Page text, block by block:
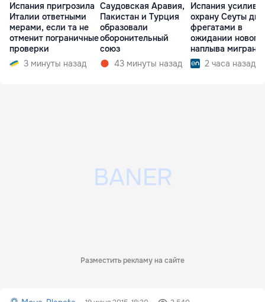
Испания пригрозила
Италии ответными
мерами, если та не
отменит пограничные
проверки
3 минуты назад
Саудовская Аравия,
Пакистан и Турция
образовали
оборонительный
союз
43 минуты назад
Испания
охрану Сеуты
фрегатами в
ожидании нового
наплыва
2 часа назад
Разместить рекламу на сайте